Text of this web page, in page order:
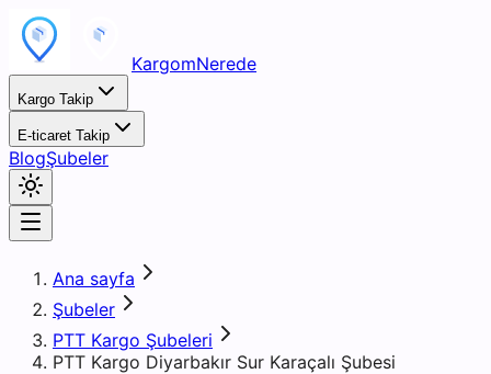
KargomNerede
Kargo Takip
E-ticaret Takip
BlogŞubeler
Ana sayfa
Şubeler
PTT Kargo Şubeleri
PTT Kargo Diyarbakır Sur Karaçalı Şubesi